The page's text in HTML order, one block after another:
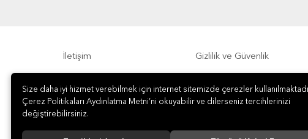
İletişim Gizlilik ve Güvenlik
Sıkça Sorulan Sorular Sipariş, Teslimat ve İade
Size daha iyi hizmet verebilmek için internet sitemizde çerezler
Çerez Politikaları Aydınlatma Metni’ni okuyabilir ve dilerseniz tercihlerinizi
değiştirebilirsiniz.